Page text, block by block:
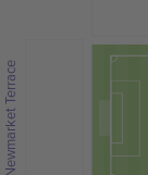
Newmarket Terrace